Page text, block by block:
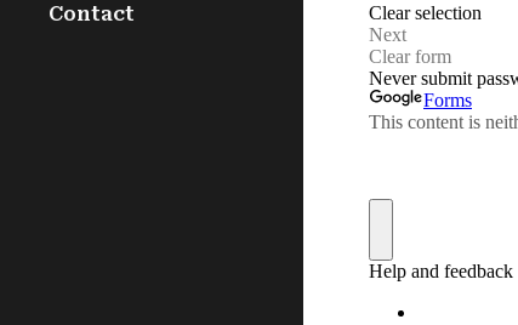
Contact